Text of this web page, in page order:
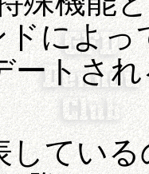
によっ
ートさ
してい